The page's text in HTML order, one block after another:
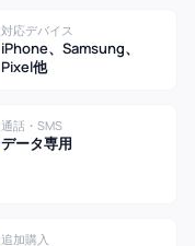
対応デバイス
iPhone、Samsung、
Pixel他
通話・SMS
データ専用
追加購入